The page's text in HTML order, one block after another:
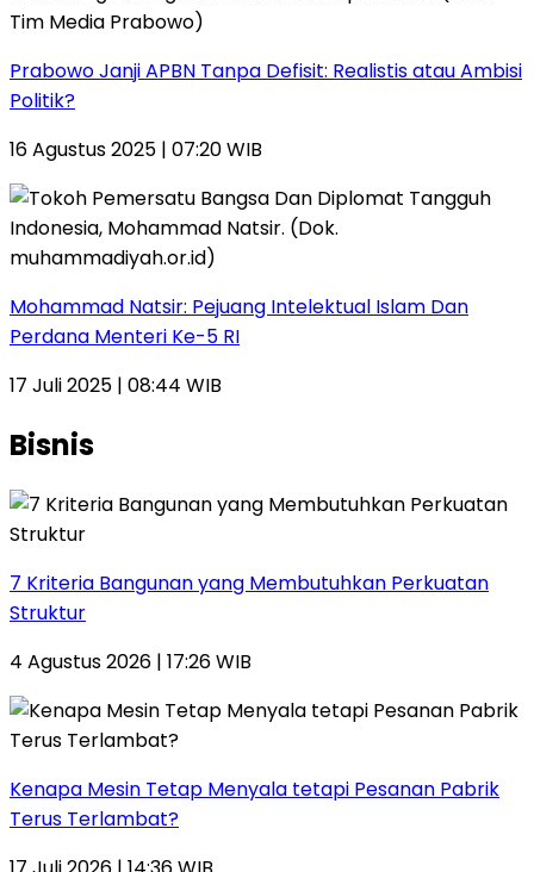
Prabowo Janji APBN Tanpa Defisit: Realistis atau Ambisi
Politik?
16 Agustus 2025 | 07:20 WIB
Mohammad Natsir: Pejuang Intelektual Islam Dan
Perdana Menteri Ke-5 RI
17 Juli 2025 | 08:44 WIB
Bisnis
7 Kriteria Bangunan yang Membutuhkan Perkuatan
Struktur
4 Agustus 2026 | 17:26 WIB
Kenapa Mesin Tetap Menyala tetapi Pesanan Pabrik
Terus Terlambat?